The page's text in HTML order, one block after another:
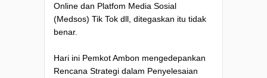
Online dan Platfom Media Sosial
(Medsos) Tik Tok dll, ditegaskan itu tidak
benar.
Hari ini Pemkot Ambon mengedepankan
Rencana Strategi dalam Penyelesaian